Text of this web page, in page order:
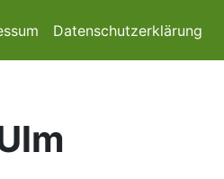
Datenschutzerklärung